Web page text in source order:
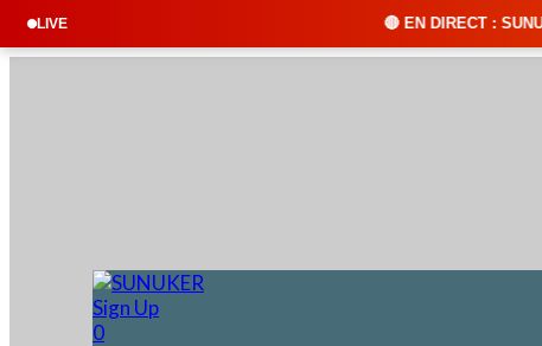
LIVE 🔴 EN DIRECT : SUNUKER FM •
Sign Up
0